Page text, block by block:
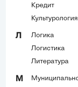
Кредит
Культурология
Л
Логика
Логистика
Литература
М